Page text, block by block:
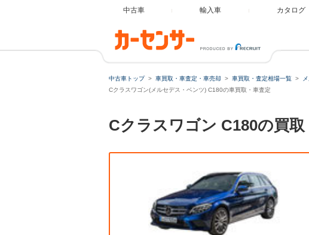
中古車 輸入車 カタログ
中古車トップ 車買取・車査定・車売却 車買取・査定相場一覧
Cクラスワゴン(メルセデス・ベンツ) C180の車買取・車査定
Cクラスワゴン C180の買